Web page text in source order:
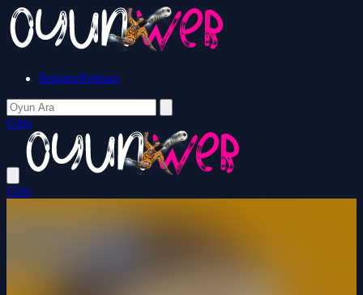
İletişim/Reklam
Giriş
Giriş